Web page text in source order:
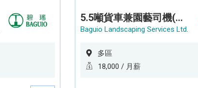
5.5噸貨車兼園藝司機(港九新界)
Baguio Landscaping Services Ltd.
多區
18,000 / 月薪